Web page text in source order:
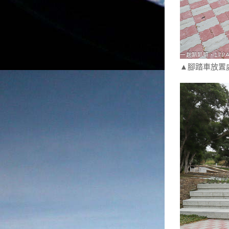
▲腳踏車放置